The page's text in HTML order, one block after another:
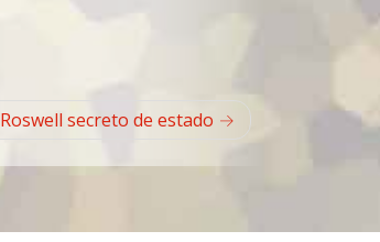
Roswell secreto de estado